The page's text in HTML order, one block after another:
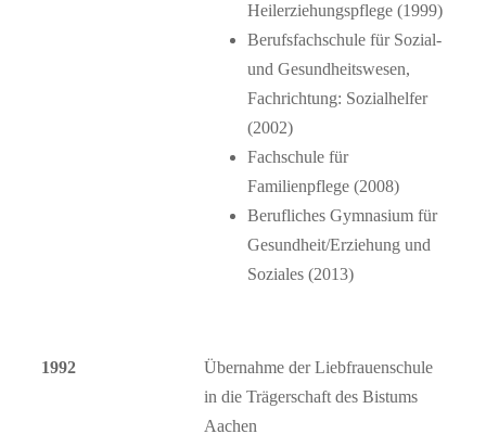
Heilerziehungspflege (1999)
Berufsfachschule für Sozial-
und Gesundheitswesen,
Fachrichtung: Sozialhelfer
(2002)
Fachschule für
Familienpflege (2008)
Berufliches Gymnasium für
Gesundheit/Erziehung und
Soziales (2013)
1992
Übernahme der Liebfrauenschule
in die Trägerschaft des Bistums
Aachen